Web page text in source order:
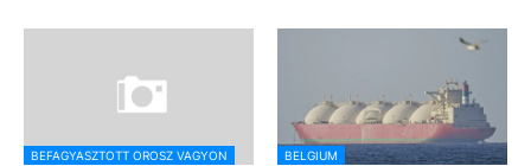
BEFAGYASZTOTT OROSZ VAGYON BELGIUM